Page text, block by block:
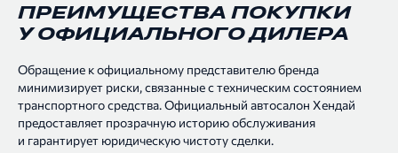
ПРЕИМУЩЕСТВА ПОКУПКИ
У ОФИЦИАЛЬНОГО ДИЛЕРА
Обращение к официальному представителю бренда
минимизирует риски, связанные с техническим состоянием
транспортного средства. Официальный автосалон Хендай
предоставляет прозрачную историю обслуживания
и гарантирует юридическую чистоту сделки.